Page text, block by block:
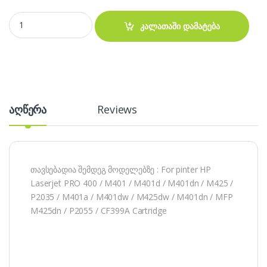
Ubuntu Cartridge CE505A / CF280A / 80A / 505X - კარტრიჯი quantity
კალათაში დამატება
აღწერა Reviews
თავსებადია შემდეგ მოდელებზე : For pinter HP
Laserjet PRO 400 / M401 / M401d / M401dn / M425 /
P2035 / M401a / M401dw / M425dw / M401dn / MFP
M425dn / P2055 / CF399A Cartridge